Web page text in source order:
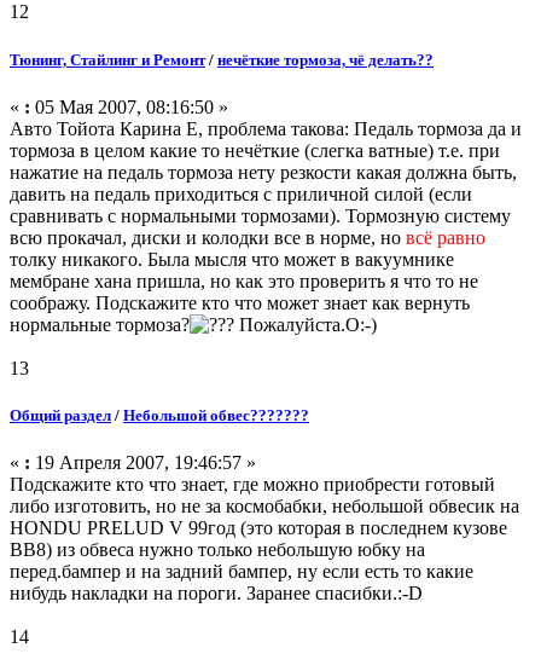
12
Тюнинг, Стайлинг и Ремонт/ нечёткие тормоза, чё делать??
« : 05 Мая 2007, 08:16:50 »
Авто Тойота Карина Е, проблема такова: Педаль тормоза да и
тормоза в целом какие то нечёткие (слегка ватные) т.е. при
нажатие на педаль тормоза нету резкости какая должна быть,
давить на педаль приходиться с приличной силой (если
сравнивать с нормальными тормозами). Тормозную систему
всю прокачал, диски и колодки все в норме, но всё равно
толку никакого. Была мысля что может в вакуумнике
мембране хана пришла, но как это проверить я что то не
соображу. Подскажите кто что может знает как вернуть
нормальные тормоза?
Пожалуйста.O:-)
13
Общий раздел / Небольшой обвес???????
« : 19 Апреля 2007, 19:46:57 »
Подскажите кто что знает, где можно приобрести готовый
либо изготовить, но не за космобабки, небольшой обвесик на
HONDU PRELUD V 99год (это которая в последнем кузове
ВВ8) из обвеса нужно только небольшую юбку на
перед.бампер и на задний бампер, ну если есть то какие
нибудь накладки на пороги. Заранее спасибки.:-D
14